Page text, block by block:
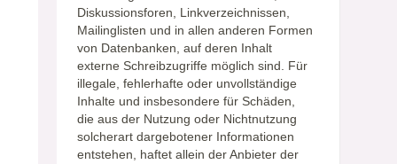
Diskussionsforen, Linkverzeichnissen,
Mailinglisten und in allen anderen Formen
von Datenbanken, auf deren Inhalt
externe Schreibzugriffe möglich sind. Für
illegale, fehlerhafte oder unvollständige
Inhalte und insbesondere für Schäden,
die aus der Nutzung oder Nichtnutzung
solcherart dargebotener Informationen
entstehen, haftet allein der Anbieter der